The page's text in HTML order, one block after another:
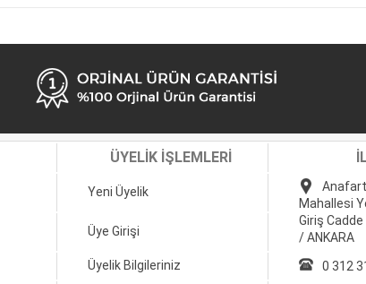
ÜYELİK İŞLEMLERİ
Yeni Üyelik
Mahallesi
Giriş
/ ANKARA
Üye Girişi
Üyelik Bilgileriniz 0 312